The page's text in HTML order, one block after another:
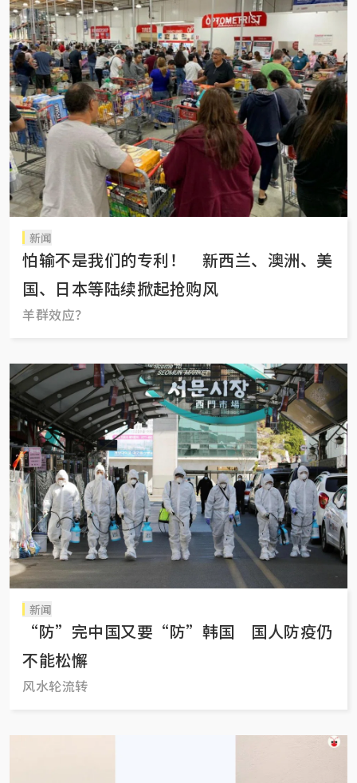
新闻
怕输不是我们的专利！ 新西兰、澳洲、美
国、日本等陆续掀起抢购风
羊群效应？
新闻
“防”完中国又要“防”韩国 国人防疫仍
不能松懈
风水轮流转